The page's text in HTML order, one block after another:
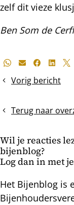
zelf dit vieze
Ben Som de
Deel
bericht
Whatsapp
E-mailFacebook
X
Vorig bericht
Reinigingsvlucht
Terug naar
Wil je reacties
bijenblog?
Log dan in met
Het Bijenblog is